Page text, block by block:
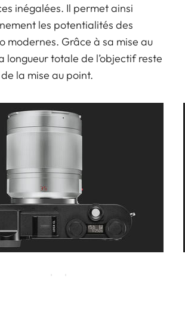
inégalées. Il permet ainsi
les potentialités des
modernes. Grâce à sa mise au
longueur totale de l’objectif reste
la mise au point.